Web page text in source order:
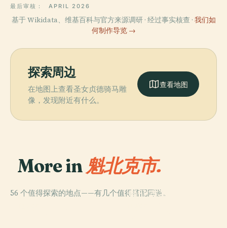
最后审核： APRIL 2026
基于 Wikidata、维基百科与官方来源调研 · 经过事实核查 · 我们如
何制作导览 →
探索周边
在地图上查看圣女贞德骑马雕
像，发现附近有什么。
查看地图
More in 魁北克市.
56 个值得探索的地点——有几个值得搭配同游。
PLACE
魁北克圣母圣殿